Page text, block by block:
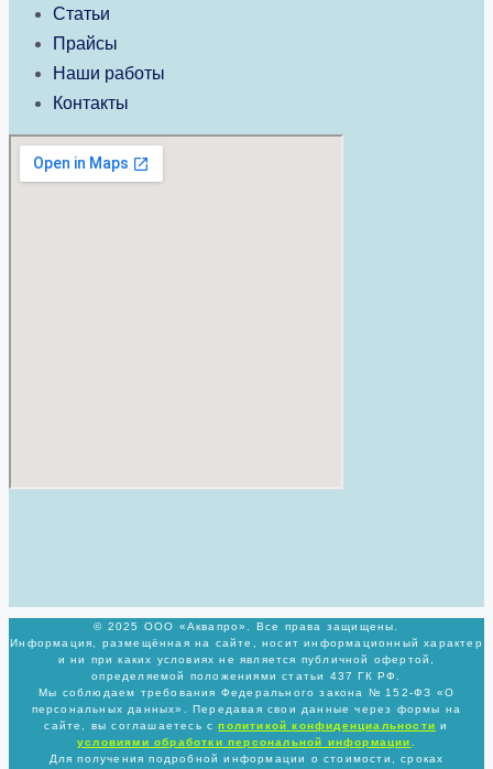
Статьи
Прайсы
Наши работы
Контакты
© 2025 ООО «Аквапро». Все права защищены.
Информация, размещённая на сайте, носит информационный характер
и ни при каких условиях не является публичной офертой,
определяемой положениями статьи 437 ГК РФ.
Мы соблюдаем требования Федерального закона № 152-ФЗ «О
персональных данных». Передавая свои данные через формы на
сайте, вы соглашаетесь сполитикойконфиденциальности и
условиями обработки персональной информации
Для получения подробной информации о стоимости, сроках